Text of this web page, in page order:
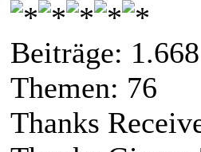
Beiträge: 1.668
Themen: 76
Thanks